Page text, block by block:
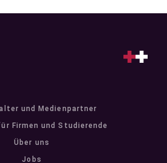
und Medienpartner
Firmen und Studierende
Über uns
Jobs